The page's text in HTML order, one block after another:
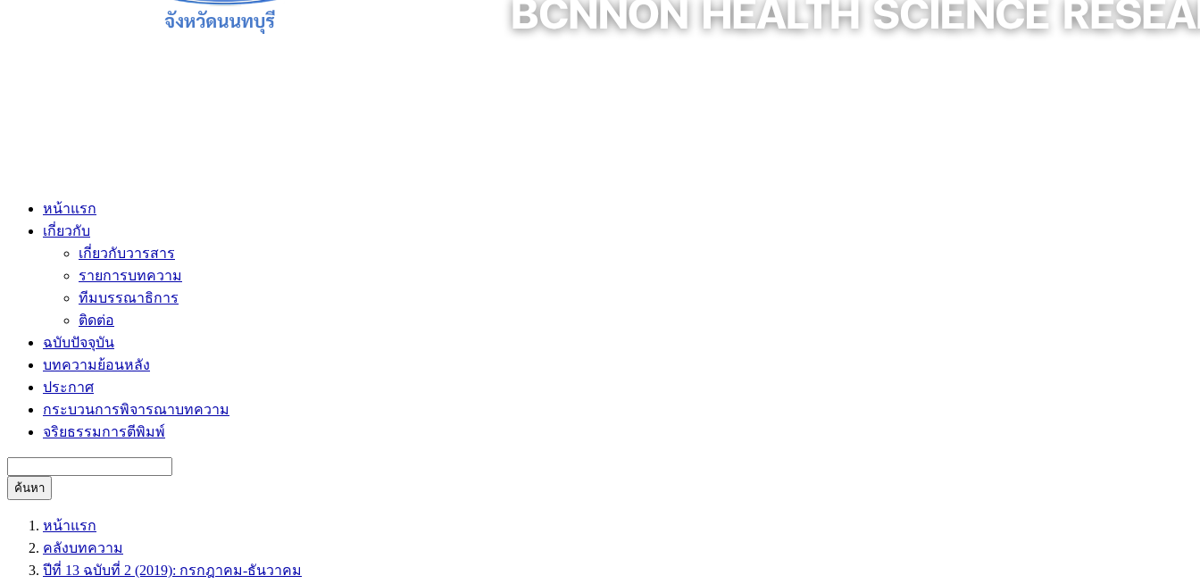
หน้าแรก
เกี่ยวกับ
เกี่ยวกับวารสาร
รายการบทความ
ทีมบรรณาธิการ
ติดต่อ
ฉบับปัจจุบัน
บทความย้อนหลัง
ประกาศ
กระบวนการพิจารณาบทความ
จริยธรรมการตีพิมพ์
ค้นหา
หน้าแรก
คลังบทความ
ปีที่ 13 ฉบับที่ 2 (2019): กรกฎาคม-ธันวาคม